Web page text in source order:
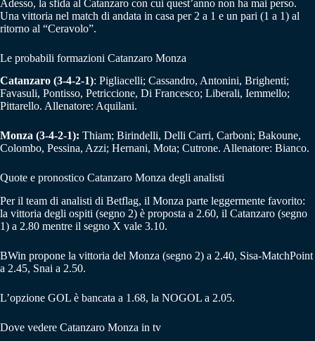
Adesso, la sfida al Catanzaro con cui quest’anno non ha mai perso.
Una vittoria nel match di andata in casa per 2 a 1 e un pari (1 a 1) al
ritorno al “Ceravolo”.
Le probabili formazioni Catanzaro Monza
Catanzaro (3-4-2-1): Pigliacelli; Cassandro, Antonini, Brighenti;
Favasuli, Pontisso, Petriccione, Di Francesco; Liberali, Iemmello;
Pittarello. Allenatore: Aquilani.
Monza (3-4-2-1): Thiam; Birindelli, Delli Carri, Carboni; Bakoune,
Colombo, Pessina, Azzi; Hernani, Mota; Cutrone. Allenatore: Bianco.
Quote e pronostico Catanzaro Monza degli analisti
Per il team di analisti di Betflag, il Monza parte leggermente favorito:
la vittoria degli ospiti (segno 2) è proposta a 2.60, il Catanzaro (segno
1) a 2.80 mentre il segno X vale 3.10.
BWin propone la vittoria del Monza (segno 2) a 2.40, Sisa-MatchPoint
a 2.45, Snai a 2.50.
L’opzione GOL è bancata a 1.68, la NOGOL a 2.05.
Dove vedere Catanzaro Monza in tv